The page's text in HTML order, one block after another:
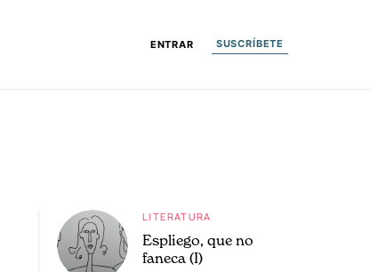
ENTRAR SUSCRÍBETE
LITERATURA
Espliego, que no
faneca (I)